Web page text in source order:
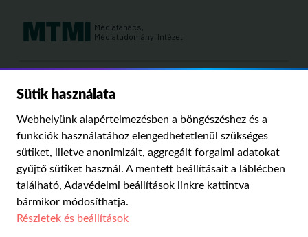
Sütik használata
Webhelyünk alapértelmezésben a böngészéshez és a
funkciók használatához elengedhetetlenül szükséges
sütiket, illetve anonimizált, aggregált forgalmi adatokat
gyűjtő sütiket használ. A mentett beállításait a láblécben
található, Adavédelmi beállítások linkre kattintva
bármikor módosíthatja.
Részletek és beállítások
Médiatanács,
Médiatudományi Intézet
Kutatási területeink:
MÉDIA ÉS TÁRSADALOM
PUBLIKÁCIÓINKRÓLUNKIMPRESSZUMSZERZŐI JOGOK
ADATVÉDELMI BEÁLLÍTÁSOK